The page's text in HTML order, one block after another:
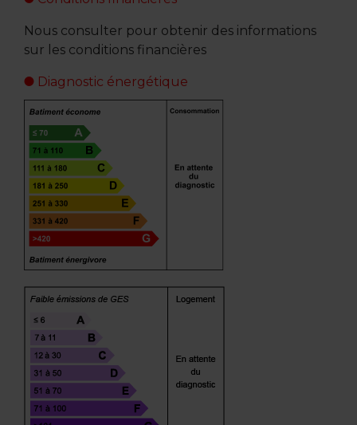
Nous consulter pour obtenir des informations
sur les conditions financières
Diagnostic énergétique